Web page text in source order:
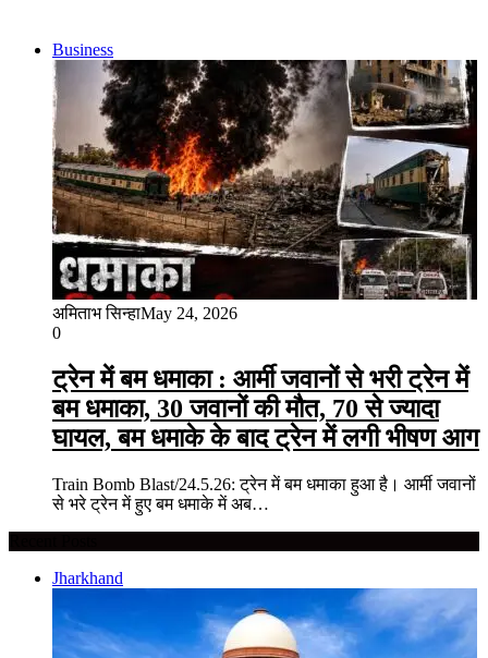
Business
अमिताभ सिन्हाMay 24, 2026
0
ट्रेन में बम धमाका : आर्मी जवानों से भरी ट्रेन में
बम धमाका, 30 जवानों की मौत, 70 से ज्यादा
घायल, बम धमाके के बाद ट्रेन में लगी भीषण आग
Train Bomb Blast/24.5.26: ट्रेन में बम धमाका हुआ है। आर्मी जवानों
से भरे ट्रेन में हुए बम धमाके में अब…
Jharkhand